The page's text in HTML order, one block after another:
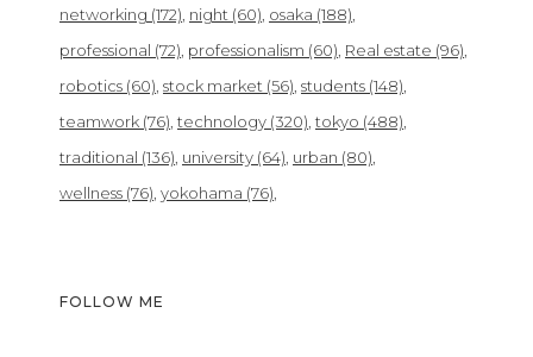
networking (172) night (60) osaka (188)
professional (72) professionalism (60) Real estate (96)
robotics (60) stock market (56) students (148)
teamwork (76) technology (320) tokyo (488)
traditional (136) university (64) urban (80)
wellness (76) yokohama (76)
FOLLOW ME